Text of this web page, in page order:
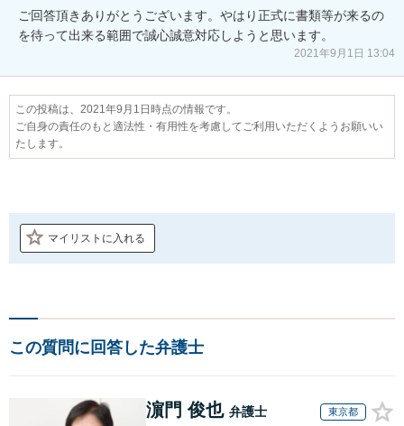
ご回答頂きありがとうございます。やはり正式に書類等が来るの
を待って出来る範囲で誠心誠意対応しようと思います。
2021年9月1日 13:04
この投稿は、2021年9月1日時点の情報です。
ご自身の責任のもと適法性・有用性を考慮してご利用いただくようお願いい
たします。
マイリストに入れる
この質問に回答した弁護士
濵門 俊也 弁護士 東京都